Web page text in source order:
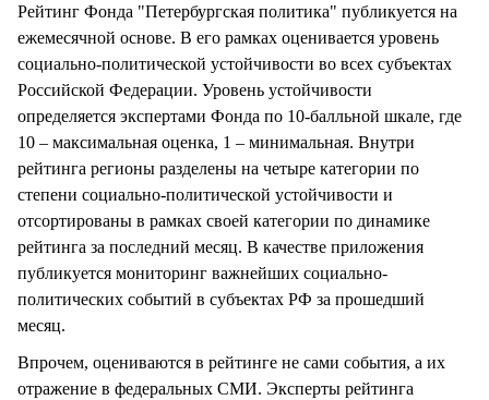
Рейтинг Фонда "Петербургская политика" публикуется на
ежемесячной основе. В его рамках оценивается уровень
социально-политической устойчивости во всех субъектах
Российской Федерации. Уровень устойчивости
определяется экспертами Фонда по 10-балльной шкале, где
10 – максимальная оценка, 1 – минимальная. Внутри
рейтинга регионы разделены на четыре категории по
степени социально-политической устойчивости и
отсортированы в рамках своей категории по динамике
рейтинга за последний месяц. В качестве приложения
публикуется мониторинг важнейших социально-
политических событий в субъектах РФ за прошедший
месяц.
Впрочем, оцениваются в рейтинге не сами события, а их
отражение в федеральных СМИ. Эксперты рейтинга